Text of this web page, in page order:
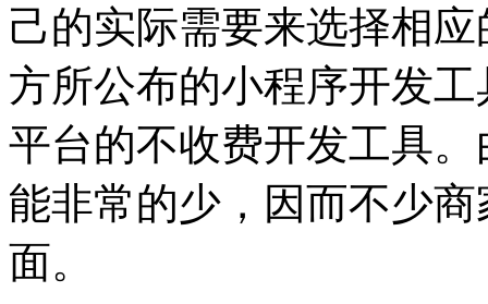
己的实际需要来选择相
方所公布的小程序开发
平台的不收费开发工具
能非常的少，因而不少
面。